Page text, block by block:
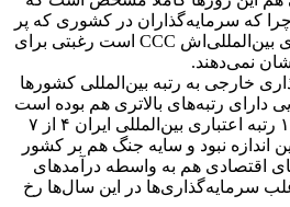
که سرمایه‌گذاران در کشوری که پر
ریسک‌تر است و رتبه اعتباری بین‌المللی‌اش CCC است رغبتی برای
نمی‌دهند.
خارجی به رتبه بین‌المللی کشورها
دارای رتبه‌های بالاتری هم بوده است
و بین سال‌های ۱۳۸۳ و ۱۳۸۲ رتبه اعتباری بین‌المللی ایران ۴ از ۷
اندازه نبود و سایه جنگ هم بر کشور
اقتصادی هم به واسطه درآمدهای
سرمایه‌گذاری‌ها در این سال‌ها رخ